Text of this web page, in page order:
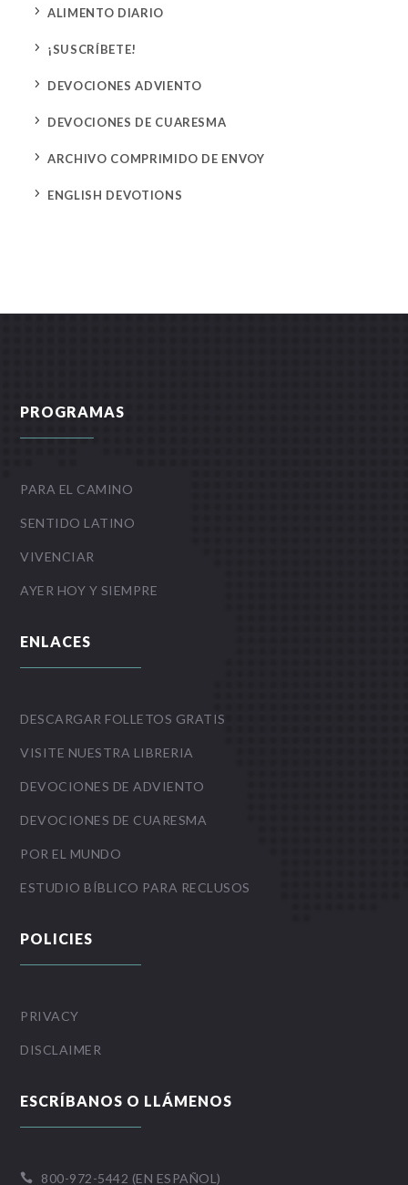
5 ALIMENTO DIARIO
5 ¡SUSCRÍBETE!
5 DEVOCIONES ADVIENTO
5 DEVOCIONES DE CUARESMA
5 ARCHIVO COMPRIMIDO DE ENVOY
5 ENGLISH DEVOTIONS
PROGRAMAS
PARA EL CAMINO
SENTIDO LATINO
VIVENCIAR
AYER HOY Y SIEMPRE
ENLACES
DESCARGAR FOLLETOS GRATIS
VISITE NUESTRA LIBRERIA
DEVOCIONES DE ADVIENTO
DEVOCIONES DE CUARESMA
POR EL MUNDO
ESTUDIO BÍBLICO PARA RECLUSOS
POLICIES
PRIVACY
DISCLAIMER
ESCRÍBANOS O LLÁMENOS
 800-972-5442 (EN ESPAÑOL)